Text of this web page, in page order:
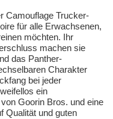
Camouflage Trucker-
für alle Erwachsenen,
möchten. Ihr
machen sie
das Panther-
Charakter
bei jeder
ein
Goorin Bros. und eine
Qualität und guten